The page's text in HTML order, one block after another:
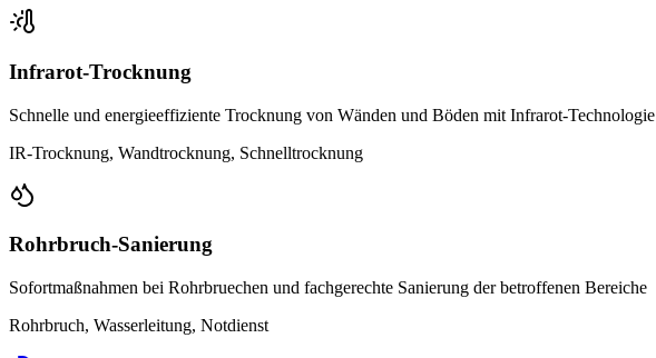
Infrarot-Trocknung
Schnelle und energieeffiziente Trocknung von Wänden und Böden mit Infrarot-Technologie
IR-Trocknung, Wandtrocknung, Schnelltrocknung
Rohrbruch-Sanierung
Sofortmaßnahmen bei Rohrbruechen und fachgerechte Sanierung der betroffenen Bereiche
Rohrbruch, Wasserleitung, Notdienst